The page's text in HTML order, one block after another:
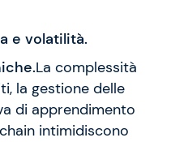
e volatilità.
La complessità
la gestione delle
di apprendimento
intimidiscono